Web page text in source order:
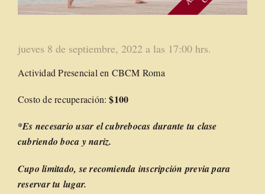
jueves 8 de septiembre, 2022 a las 17:00 hrs.
Actividad Presencial en CBCM Roma
Costo de recuperación: $100
*Es necesario usar el cubrebocas durante tu clase
cubriendo boca y nariz.
Cupo limitado, se recomienda inscripción previa para
reservar tu lugar.